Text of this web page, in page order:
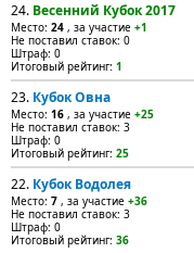
24. Весенний Кубок 2017
Место: 24 , за участие +1
Не поставил ставок: 0
Штраф: 0
Итоговый рейтинг: 1
23. Кубок Овна
Место: 16 , за участие +25
Не поставил ставок: 3
Штраф: 0
Итоговый рейтинг: 25
22. Кубок Водолея
Место: 7 , за участие +36
Не поставил ставок: 3
Штраф: 0
Итоговый рейтинг: 36